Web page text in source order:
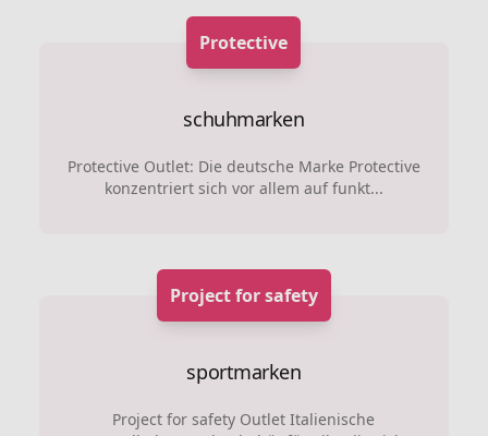
Protective
schuhmarken
Protective Outlet: Die deutsche Marke Protective
konzentriert sich vor allem auf funkt...
Project for safety
sportmarken
Project for safety Outlet Italienische